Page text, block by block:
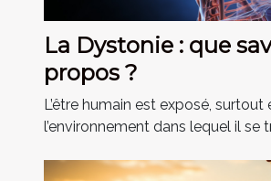
La Dystonie : que
propos ?
L’être humain est exposé,
l’environnement dans lequel il se